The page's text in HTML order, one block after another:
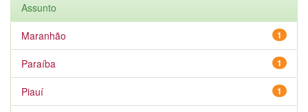
Assunto
1
Maranhão
1
Paraíba
1
Piauí